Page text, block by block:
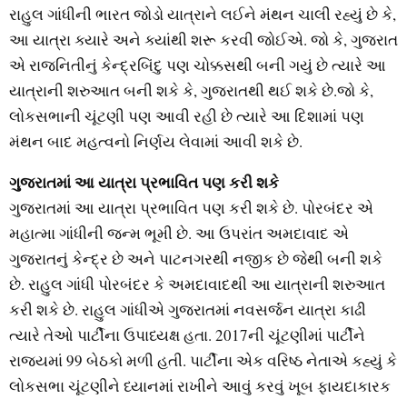
રાહુલ ગાંધીની ભારત જોડો યાત્રાને લઈને મંથન ચાલી રહ્યું છે કે,
આ યાત્રા ક્યારે અને ક્યાંથી શરૂ કરવી જોઈએ. જો કે, ગુજરાત
એ રાજનિતીનું કેન્દ્રબિંદુ પણ ચોક્કસથી બની ગયું છે ત્યારે આ
યાત્રાની શરુઆત બની શકે કે, ગુજરાતથી થઈ શકે છે.જો કે,
લોકસભાની ચૂંટણી પણ આવી રહી છે ત્યારે આ દિશામાં પણ
મંથન બાદ મહત્વનો નિર્ણય લેવામાં આવી શકે છે.
ગુજરાતમાં આ યાત્રા પ્રભાવિત પણ કરી શકે
ગુજરાતમાં આ યાત્રા પ્રભાવિત પણ કરી શકે છે. પોરબંદર એ
મહાત્મા ગાંધીની જન્મ ભૂમી છે. આ ઉપરાંત અમદાવાદ એ
ગુજરાતનું કેન્દ્ર છે અને પાટનગરથી નજીક છે જેથી બની શકે
છે. રાહુલ ગાંધી પોરબંદર કે અમદાવાદથી આ યાત્રાની શરુઆત
કરી શકે છે. રાહુલ ગાંધીએ ગુજરાતમાં નવસર્જન યાત્રા કાઢી
ત્યારે તેઓ પાર્ટીના ઉપાધ્યક્ષ હતા. 2017ની ચૂંટણીમાં પાર્ટીને
રાજ્યમાં 99 બેઠકો મળી હતી. પાર્ટીના એક વરિષ્ઠ નેતાએ કહ્યું કે
લોકસભા ચૂંટણીને ધ્યાનમાં રાખીને આવું કરવું ખૂબ ફાયદાકારક